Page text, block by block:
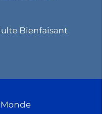
Bienfaisant
Monde